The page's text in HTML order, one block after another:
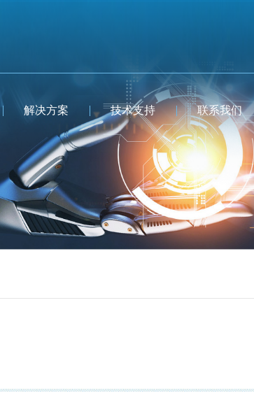
解决方案 技术支持 联系我们